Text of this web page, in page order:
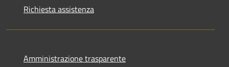
Richiesta assistenza
Amministrazione trasparente